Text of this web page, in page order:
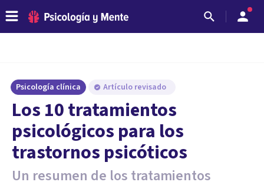
Psicología clínica Artículo revisado
Los 10 tratamientos
psicológicos para los
trastornos psicóticos
Un resumen de los tratamientos